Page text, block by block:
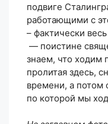
подвиге
работающими с
– фактически
— поистине
знаем, что ходим
пролитая здесь,
времени, а потом
по которой мы